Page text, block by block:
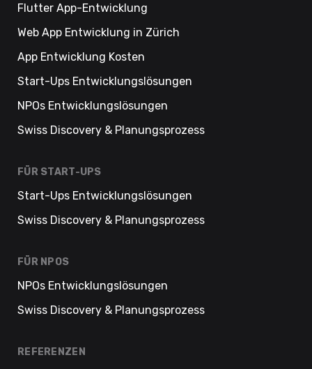
Flutter App-Entwicklung
Web App Entwicklung in Zürich
App Entwicklung Kosten
Start-Ups Entwicklungslösungen
NPOs Entwicklungslösungen
Swiss Discovery & Planungsprozess
FÜR START-UPS
Start-Ups Entwicklungslösungen
Swiss Discovery & Planungsprozess
FÜR NPOS
NPOs Entwicklungslösungen
Swiss Discovery & Planungsprozess
REFERENZEN